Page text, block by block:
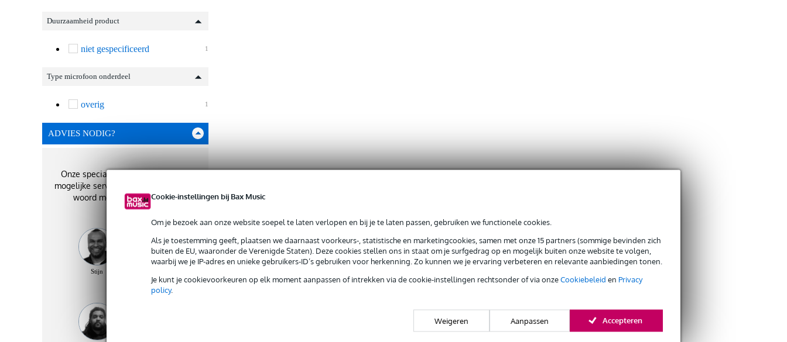
Cookie-instellingen bij Bax Music
Om je bezoek aan onze website soepel te laten verlopen en bij je te laten passen, gebruiken we functionele cookies.
Als je toestemming geeft, plaatsen we daarnaast voorkeurs-, statistische en marketingcookies, samen met onze 15 partners (sommige bevinden zich
buiten de EU, waaronder de Verenigde Staten). Deze cookies stellen ons in staat om je surfgedrag op en mogelijk buiten onze website te volgen,
waarbij we je IP-adres en unieke gebruikers-ID’s gebruiken voor herkenning. Zo kunnen we je ervaring verbeteren en relevante aanbiedingen tonen.
Je kunt je cookievoorkeuren op elk moment aanpassen of intrekken via de cookie-instellingen rechtsonder of via onzeCookiebeleid en Privacy
policy.
Weigeren Aanpassen Accepteren
Duurzaamheid product
1
niet gespecificeerd
Type microfoon onderdeel
1
overig
ADVIES NODIG?
Onze specialisten geven je de best
mogelijke service. Zij staan je graag te
woord met het beste advies!
Stijn